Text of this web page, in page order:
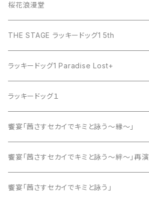
桜花浪漫堂
THE STAGE ラッキードッグ1 5th
ラッキードッグ1 Paradise Lost+
ラッキードッグ１
饗宴「茜さすセカイでキミと詠う～縁～」
饗宴「茜さすセカイでキミと詠う～絆～」再演
饗宴「茜さすセカイでキミと詠う」